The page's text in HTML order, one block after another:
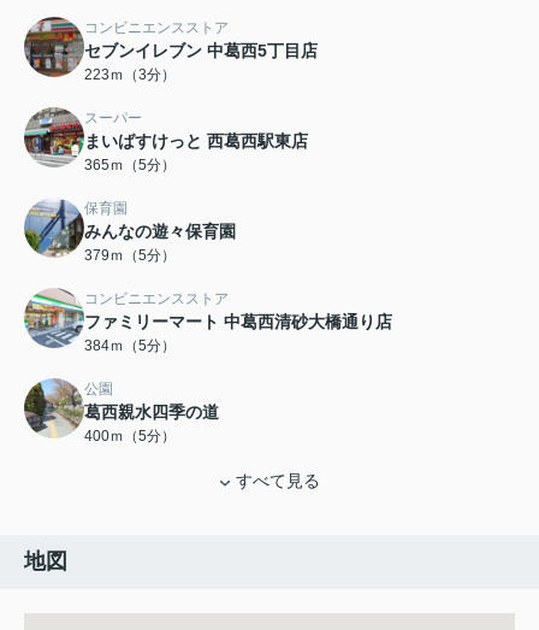
コンビニエンスストア
セブンイレブン 中葛西5丁目店
223ｍ（3分）
スーパー
まいばすけっと 西葛西駅東店
365ｍ（5分）
保育園
みんなの遊々保育園
379ｍ（5分）
コンビニエンスストア
ファミリーマート 中葛西清砂大橋通り店
384ｍ（5分）
公園
葛西親水四季の道
400ｍ（5分）
すべて見る
地図